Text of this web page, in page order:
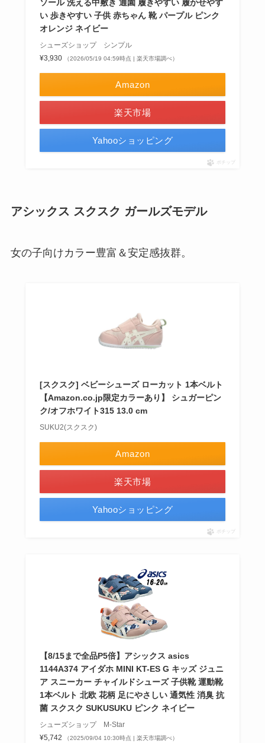
ソール 洗える中敷き 通園 履きやすい 履かせやす
い 歩きやすい 子供 赤ちゃん 靴 パープル ピンク
オレンジ ネイビー
シューズショップ シンプル
¥3,930
（2026/05/19 04:59時点 | 楽天市場調べ）
Amazon
楽天市場
Yahooショッピング
ポチップ
アシックス スクスク ガールズモデル
女の子向けカラー豊富＆安定感抜群。
[スクスク] ベビーシューズ ローカット 1本ベルト
【Amazon.co.jp限定カラーあり】 シュガーピン
ク/オフホワイト315 13.0 cm
SUKU2(スクスク)
Amazon
楽天市場
Yahooショッピング
ポチップ
【8/15まで全品P5倍】アシックス asics
1144A374 アイダホ MINI KT-ES G キッズ ジュニ
ア スニーカー チャイルドシューズ 子供靴 運動靴
1本ベルト 北欧 花柄 足にやさしい 通気性 消臭 抗
菌 スクスク SUKUSUKU ピンク ネイビー
シューズショップ M-Star
¥5,742
（2025/09/04 10:30時点 | 楽天市場調べ）